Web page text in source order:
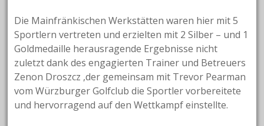
Die Mainfränkischen Werkstätten waren hier mit 5
Sportlern vertreten und erzielten mit 2 Silber – und 1
Goldmedaille herausragende Ergebnisse nicht
zuletzt dank des engagierten Trainer und Betreuers
Zenon Droszcz ,der gemeinsam mit Trevor Pearman
vom Würzburger Golfclub die Sportler vorbereitete
und hervorragend auf den Wettkampf einstellte.